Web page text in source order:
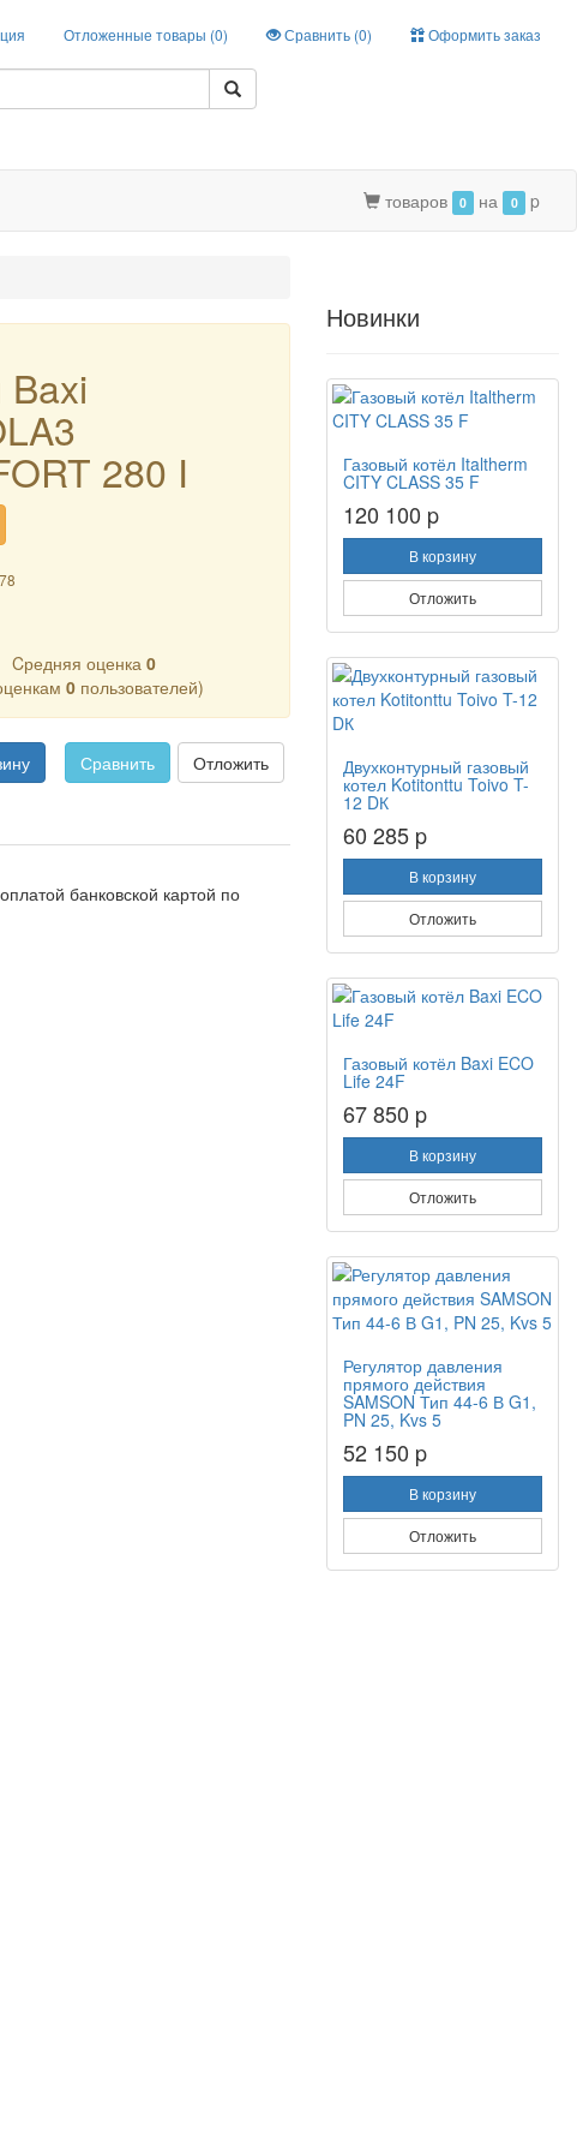
Отложенные товары (0) Сравнить (0) Оформить заказ
товаров 0 на 0 p
Baxi
280 I
Cредняя оценка0
0 пользователей)
Сравнить Отложить
банковской картой по
Новинки
Газовый котёл Italtherm
CITY CLASS 35 F
120 100 p
В корзину
Отложить
Двухконтурный газовый
котел Kotitonttu Toivo T-
12 DК
60 285 p
В корзину
Отложить
Газовый котёл Baxi ECO
Life 24F
67 850 p
В корзину
Отложить
Регулятор давления
прямого действия
SAMSON Тип 44-6 В G1,
PN 25, Kvs 5
52 150 p
В корзину
Отложить